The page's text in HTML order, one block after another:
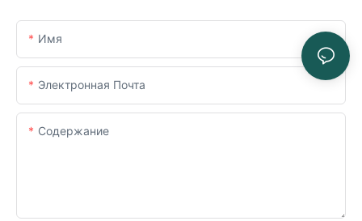
Имя
Электронная Почта
Содержание